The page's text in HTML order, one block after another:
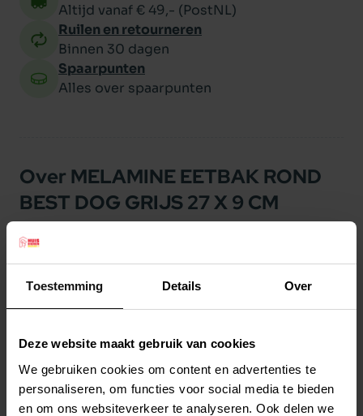
Toestemming Details Over
Deze website maakt gebruik van cookies
We gebruiken cookies om content en advertenties te
personaliseren, om functies voor social media te bieden
en om ons websiteverkeer te analyseren. Ook delen we
Altijd vanaf € 49,- (PostNL)
Ruilen en retourneren
Binnen 30 dagen
Spaarpunten
Alles over spaarpunten
Over MELAMINE EETBAK ROND
BEST DOG GRIJS 27 X 9 CM
Melamine eetbak rond Best Dog. Grijs.
Stel uw bestelherinnering in: (2 weken)
2 weken
4 weken
6 weken